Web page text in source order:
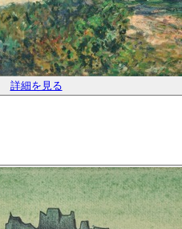
詳細を見る